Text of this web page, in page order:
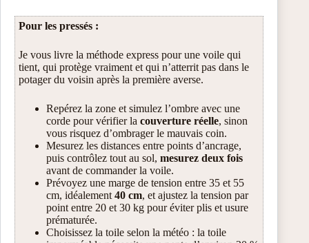
Pour les pressés :
Je vous livre la méthode express pour une voile qui
tient, qui protège vraiment et qui n’atterrit pas dans le
potager du voisin après la première averse.
Repérez la zone et simulez l’ombre avec une
corde pour vérifier la couverture réelle, sinon
vous risquez d’ombrager le mauvais coin.
Mesurez les distances entre points d’ancrage,
puis contrôlez tout au sol, mesurez deux fois
avant de commander la voile.
Prévoyez une marge de tension entre 35 et 55
cm, idéalement 40 cm, et ajustez la tension par
point entre 20 et 30 kg pour éviter plis et usure
prématurée.
Choisissez la toile selon la météo : la toile